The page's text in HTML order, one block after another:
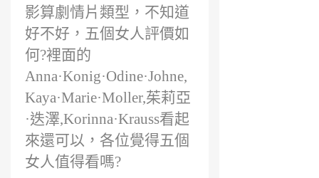
影算劇情片類型，不知道
好不好，五個女人評價如
何?裡面的
Anna·Konig·Odine·Johne,
Kaya·Marie·Moller,茱莉亞
·迭澤,Korinna·Krauss看起
來還可以，各位覺得五個
女人值得看嗎?